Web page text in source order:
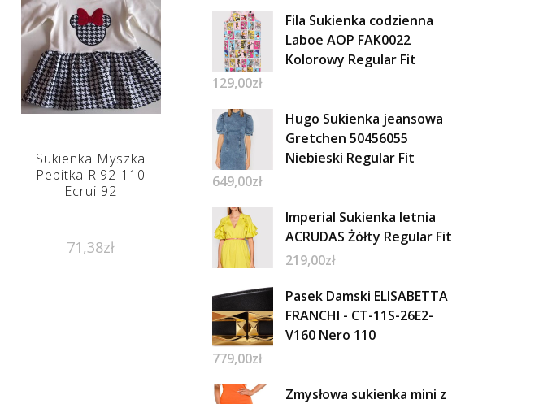
Sukienka Myszka
Pepitka R.92-110
Ecrui 92
71,38zł
Fila Sukienka codzienna
Laboe AOP FAK0022
Kolorowy Regular Fit
129,00zł
Hugo Sukienka jeansowa
Gretchen 50456055
Niebieski Regular Fit
649,00zł
Imperial Sukienka letnia
ACRUDAS Żółty Regular Fit
219,00zł
Pasek Damski ELISABETTA
FRANCHI - CT-11S-26E2-
V160 Nero 110
779,00zł
Zmysłowa sukienka mini z